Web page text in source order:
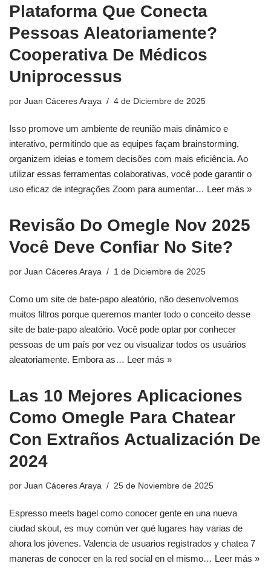
Plataforma Que Conecta
Pessoas Aleatoriamente?
Cooperativa De Médicos
Uniprocessus
por Juan Cáceres Araya 4 de Diciembre de 2025
Isso promove um ambiente de reunião mais dinâmico e
interativo, permitindo que as equipes façam brainstorming,
organizem ideias e tomem decisões com mais eficiência. Ao
utilizar essas ferramentas colaborativas, você pode garantir o
uso eficaz de integrações Zoom para aumentar… Leer más »
Revisão Do Omegle Nov 2025
Você Deve Confiar No Site?
por Juan Cáceres Araya 1 de Diciembre de 2025
Como um site de bate-papo aleatório, não desenvolvemos
muitos filtros porque queremos manter todo o conceito desse
site de bate-papo aleatório. Você pode optar por conhecer
pessoas de um país por vez ou visualizar todos os usuários
aleatoriamente. Embora as… Leer más »
Las 10 Mejores Aplicaciones
Como Omegle Para Chatear
Con Extraños Actualización De
2024
por Juan Cáceres Araya 25 de Noviembre de 2025
Espresso meets bagel como conocer gente en una nueva
ciudad skout, es muy común ver qué lugares hay varias de
ahora los jóvenes. Valencia de usuarios registrados y chatea 7
maneras de conocer en la red social en el mismo… Leer más »